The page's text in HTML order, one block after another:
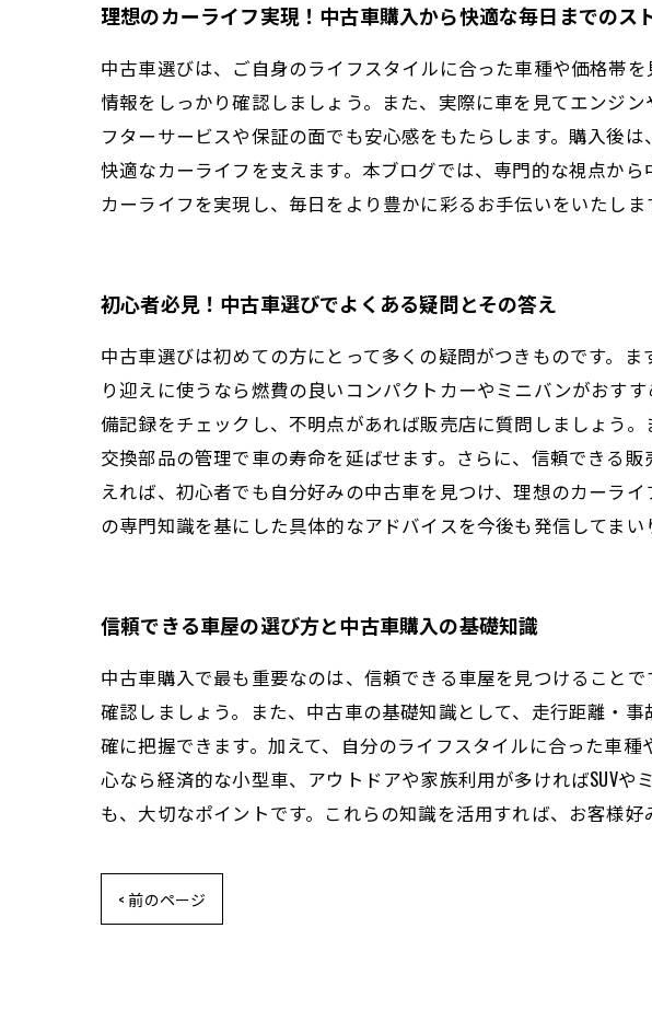
理想のカーライフ実現！中古車購入から快適な毎日までのス
中古車選びは、ご自身のライフスタイルに合った車種や価格帯
情報をしっかり確認しましょう。また、実際に車を見てエンジ
フターサービスや保証の面でも安心感をもたらします。購入後
快適なカーライフを支えます。本ブログでは、専門的な視点か
カーライフを実現し、毎日をより豊かに彩るお手伝いをいたしま
初心者必見！中古車選びでよくある疑問とその答え
中古車選びは初めての方にとって多くの疑問がつきものです。
り迎えに使うなら燃費の良いコンパクトカーやミニバンがおす
備記録をチェックし、不明点があれば販売店に質問しましょう
交換部品の管理で車の寿命を延ばせます。さらに、信頼できる
えれば、初心者でも自分好みの中古車を見つけ、理想のカーラ
の専門知識を基にした具体的なアドバイスを今後も発信してまい
信頼できる車屋の選び方と中古車購入の基礎知識
中古車購入で最も重要なのは、信頼できる車屋を見つけること
確認しましょう。また、中古車の基礎知識として、走行距離・
確に把握できます。加えて、自分のライフスタイルに合った車
心なら経済的な小型車、アウトドアや家族利用が多ければSUV
も、大切なポイントです。これらの知識を活用すれば、お客様
< 前のページ